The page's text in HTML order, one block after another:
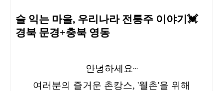
술 익는 마을, 우리나라 전통주 이야기💓
경북 문경+충북 영동
안녕하세요~
여러분의 즐거운 촌캉스, '웰촌'을 위해